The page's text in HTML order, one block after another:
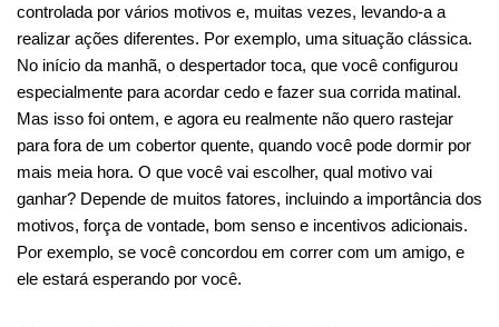
controlada por vários motivos e, muitas vezes, levando-a a
realizar ações diferentes. Por exemplo, uma situação clássica.
No início da manhã, o despertador toca, que você configurou
especialmente para acordar cedo e fazer sua corrida matinal.
Mas isso foi ontem, e agora eu realmente não quero rastejar
para fora de um cobertor quente, quando você pode dormir por
mais meia hora. O que você vai escolher, qual motivo vai
ganhar? Depende de muitos fatores, incluindo a importância dos
motivos, força de vontade, bom senso e incentivos adicionais.
Por exemplo, se você concordou em correr com um amigo, e
ele estará esperando por você.